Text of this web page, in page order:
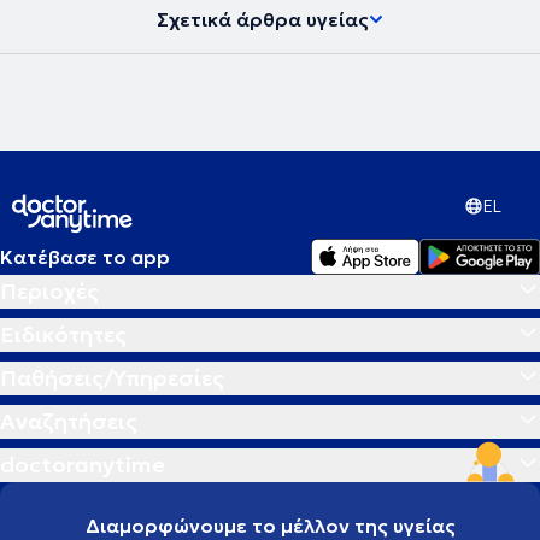
Σχετικά άρθρα υγείας
EL
Κατέβασε το app
Διαμορφώνουμε το μέλλον της υγείας